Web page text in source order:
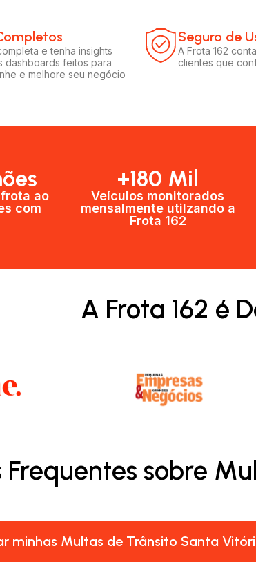
e tenha insights
dashboards feitos para
e melhore seu negócio
Seguro de
A Frota 162
clientes que
ao
com
+180 Mil
Veículos monitorados
mensalmente utilzando a
Frota 162
A Frota 162 é
Frequentes sobre
minhas Multas de Trânsito Santa